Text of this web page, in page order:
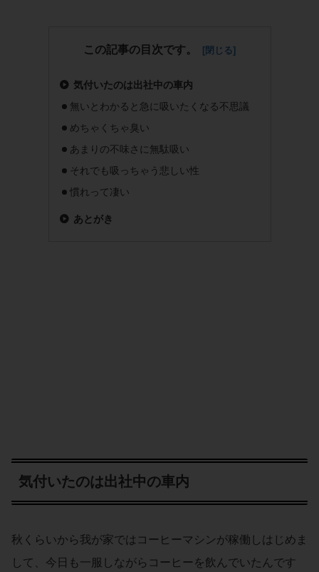
この記事の目次です。
気付いたのは出社中の車内
無いとわかると急に吸いたくなる不思議
めちゃくちゃ臭い
あまりの不味さに無駄吸い
それでも吸っちゃう悲しい性
慣れって凄い
あとがき
気付いたのは出社中の車内
秋くらいから我が家ではコーヒーマシンが稼働しはじめま
して、今日も一服しながらコーヒーを飲んでいたんです